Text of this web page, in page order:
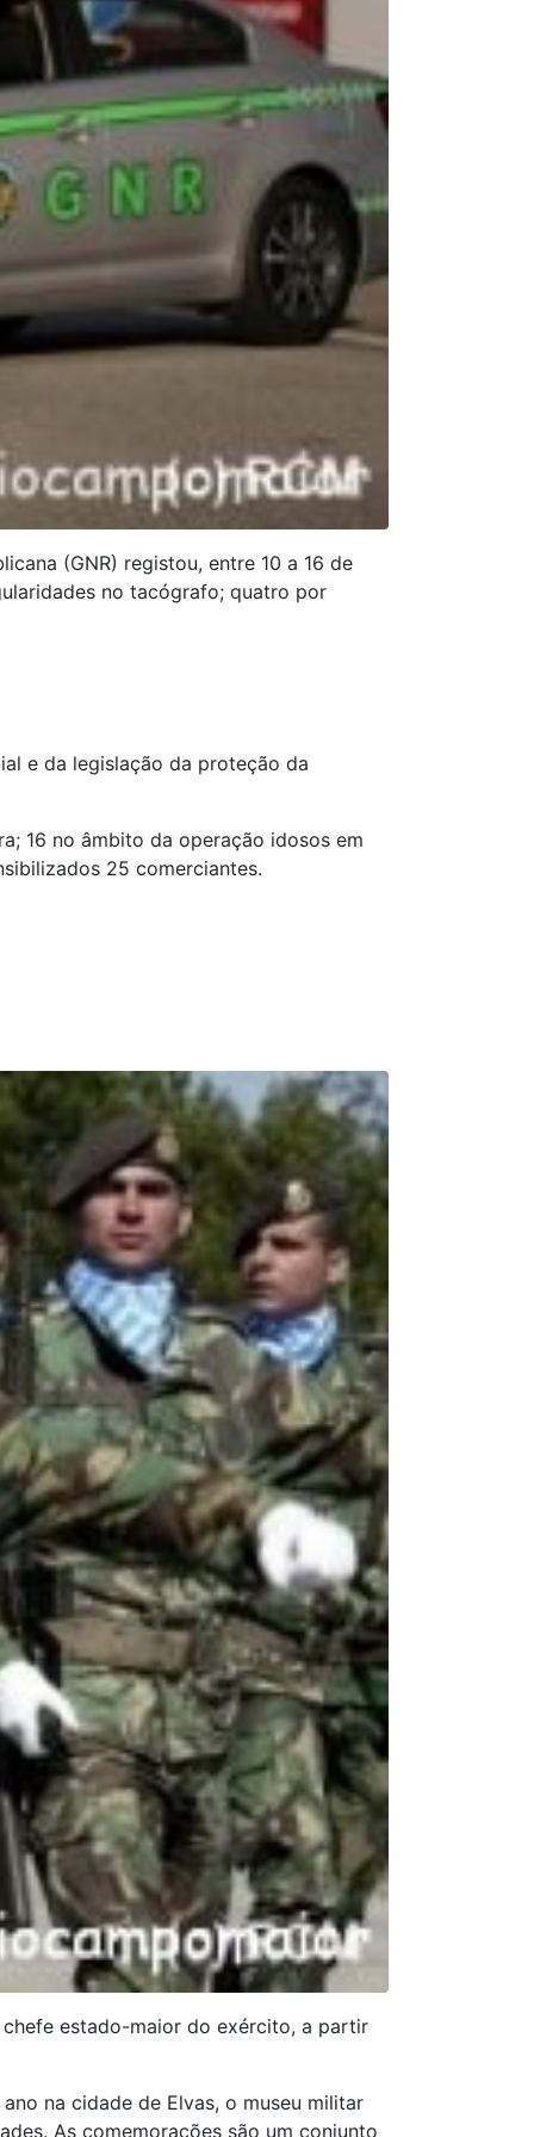
(GNR) registou, entre 10 a 16 de
no tacógrafo; quatro por
e da legislação da proteção da
16 no âmbito da operação idosos em
25 comerciantes.
estado-maior do exército, a partir
na cidade de Elvas, o museu militar
As comemorações são um conjunto